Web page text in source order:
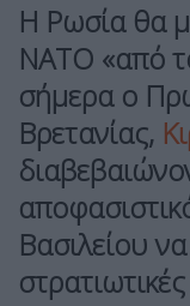
Η Ρωσία θα
ΝΑΤΟ «από
σήμερα ο
Βρετανίας,
Βασιλείου